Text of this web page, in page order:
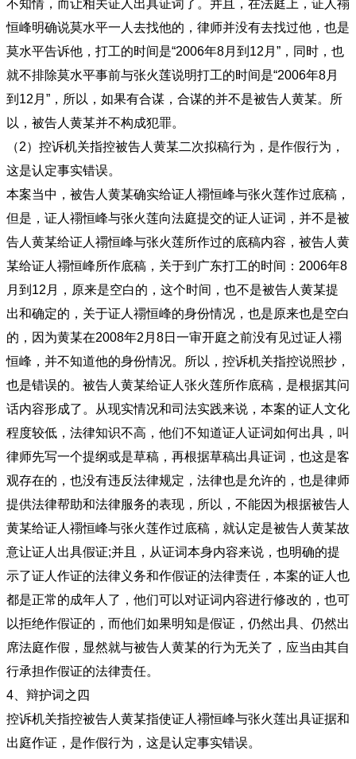
不知情，而让相关证人出具证词了。并且，在法庭上，证人禤
恒峰明确说莫水平一人去找他的，律师并没有去找过他，也是
莫水平告诉他，打工的时间是“2006年8月到12月”，同时，也
就不排除莫水平事前与张火莲说明打工的时间是“2006年8月
到12月”，所以，如果有合谋，合谋的并不是被告人黄某。所
以，被告人黄某并不构成犯罪。
（2）控诉机关指控被告人黄某二次拟稿行为，是作假行为，
这是认定事实错误。
本案当中，被告人黄某确实给证人禤恒峰与张火莲作过底稿，
但是，证人禤恒峰与张火莲向法庭提交的证人证词，并不是被
告人黄某给证人禤恒峰与张火莲所作过的底稿内容，被告人黄
某给证人禤恒峰所作底稿，关于到广东打工的时间：2006年8
月到12月，原来是空白的，这个时间，也不是被告人黄某提
出和确定的，关于证人禤恒峰的身份情况，也是原来也是空白
的，因为黄某在2008年2月8日一审开庭之前没有见过证人禤
恒峰，并不知道他的身份情况。所以，控诉机关指控说照抄，
也是错误的。被告人黄某给证人张火莲所作底稿，是根据其问
话内容形成了。从现实情况和司法实践来说，本案的证人文化
程度较低，法律知识不高，他们不知道证人证词如何出具，叫
律师先写一个提纲或是草稿，再根据草稿出具证词，也这是客
观存在的，也没有违反法律规定，法律也是允许的，也是律师
提供法律帮助和法律服务的表现，所以，不能因为根据被告人
黄某给证人禤恒峰与张火莲作过底稿，就认定是被告人黄某故
意让证人出具假证;并且，从证词本身内容来说，也明确的提
示了证人作证的法律义务和作假证的法律责任，本案的证人也
都是正常的成年人了，他们可以对证词内容进行修改的，也可
以拒绝作假证的，而他们如果明知是假证，仍然出具、仍然出
席法庭作假，显然就与被告人黄某的行为无关了，应当由其自
行承担作假证的法律责任。
4、辩护词之四
控诉机关指控被告人黄某指使证人禤恒峰与张火莲出具证据和
出庭作证，是作假行为，这是认定事实错误。